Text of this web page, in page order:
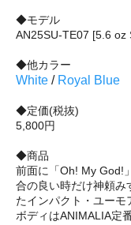
◆モデル
AN25SU-TE07 [5.6 oz
◆他カラー
White / Royal Blue
◆定価(税抜)
5,800円
◆商品
前面に「Oh! My God!
合の良い時だけ神頼み
たインパクト・ユーモ
ボディはANIMALIA定